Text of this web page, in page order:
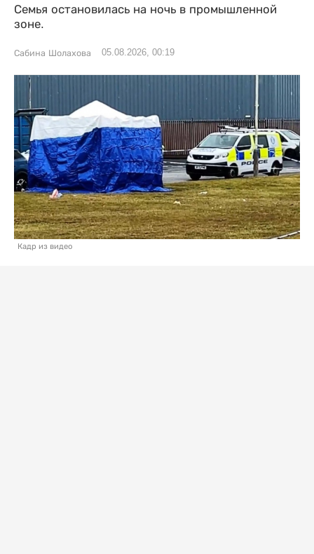
Семья остановилась на ночь в промышленной
зоне.
Сабина Шолахова 05.08.2026, 00:19
Кадр из видео